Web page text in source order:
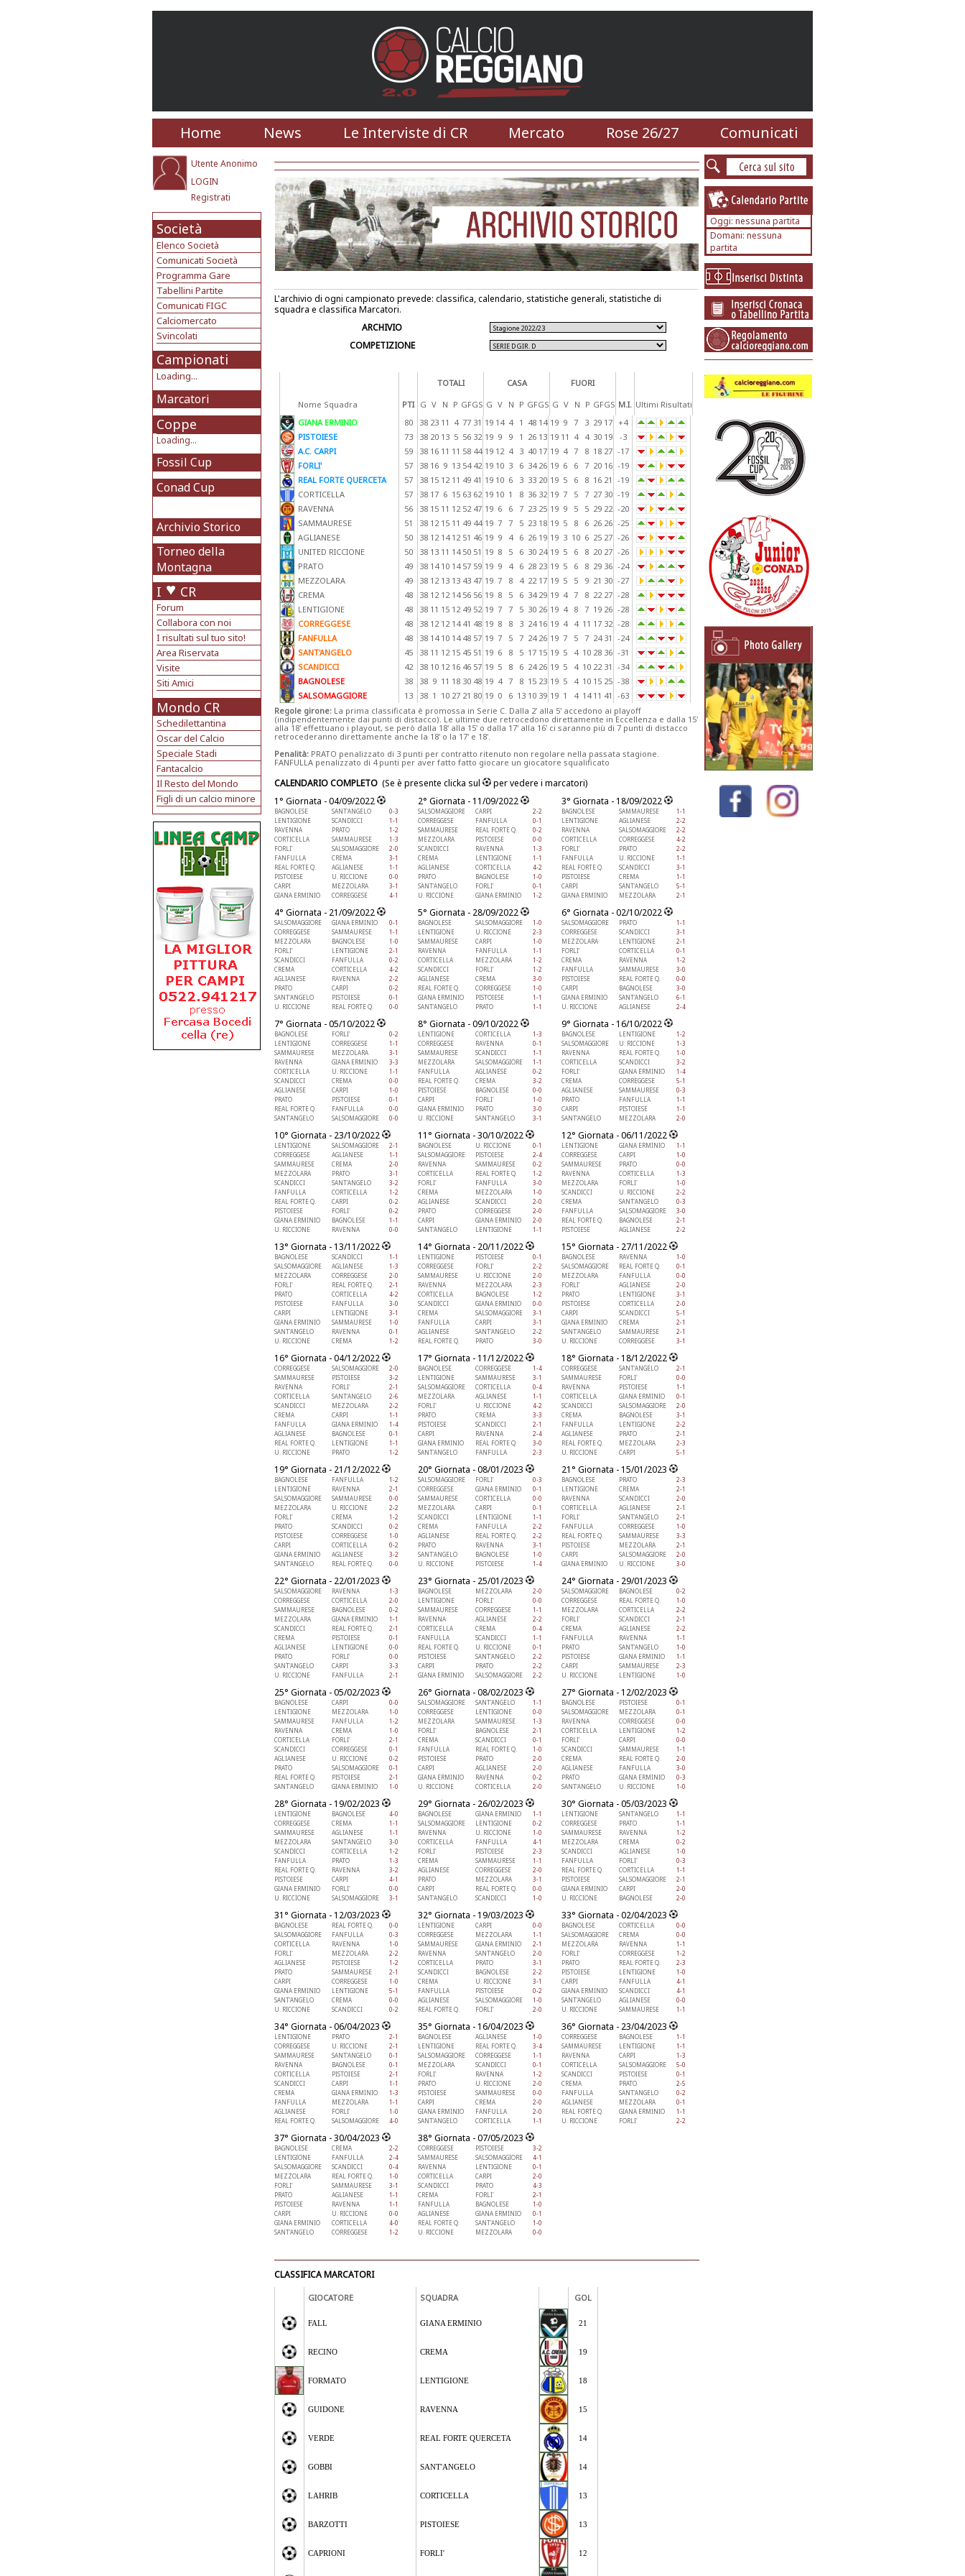
Home News Le Interviste di CR Mercato Rose 26/27 Comunicati
Utente Anonimo
LOGIN
Registrati
Società
Elenco Società
Comunicati Società
Programma Gare
Tabellini Partite
Comunicati FIGC
Calciomercato
Svincolati
Campionati
Loading...
Marcatori
Coppe
Loading...
Fossil Cup
Conad Cup
Archivio Storico
Torneo della
Montagna
I CR
Forum
Collabora con noi
I risultati sul tuo sito!
Area Riservata
Visite
Siti Amici
Mondo CR
Schedilettantina
Oscar del Calcio
Speciale Stadi
Fantacalcio
Il Resto del Mondo
Figli di un calcio minore
L'archivio di ogni campionato prevede: classifica, calendario, statistiche generali, statistiche di
squadra e classifica Marcatori.
ARCHIVIO
COMPETIZIONE
TOTALI CASA
FUORI
Nome Squadra
PTI G V N P GFGS G V N P GFGS G V N P GFGS M.I. Ultimi Risultati
GIANA ERMINIO
80 38 23 11 4 77 31 19 14 4 1 48 14 19 9 7 3 29 17
+4
PISTOIESE
73 38 20 13 5 56 32 19 9 9 1 26 13 19 11 4 4 30 19
-3
A.C. CARPI
59 38 16 11 11 58 44 19 12 4 3 40 17 19 4 7 8 18 27 -17
FORLI'
57 38 16 9 13 54 42 19 10 3 6 34 26 19 6 6 7 20 16 -19
REAL FORTE QUERCETA
57 38 15 12 11 49 41 19 10 6 3 33 20 19 5 6 8 16 21 -19
CORTICELLA
57 38 17 6 15 63 62 19 10 1 8 36 32 19 7 5 7 27 30 -19
RAVENNA
56 38 15 11 12 52 47 19 6 6 7 23 25 19 9 5 5 29 22 -20
SAMMAURESE
51 38 12 15 11 49 44 19 7 7 5 23 18 19 5 8 6 26 26 -25
AGLIANESE
50 38 12 14 12 51 46 19 9 4 6 26 19 19 3 10 6 25 27 -26
UNITED RICCIONE
50 38 13 11 14 50 51 19 8 5 6 30 24 19 5 6 8 20 27 -26
PRATO
49 38 14 10 14 57 59 19 9 4 6 28 23 19 5 6 8 29 36 -24
MEZZOLARA
49 38 12 13 13 43 47 19 7 8 4 22 17 19 5 5 9 21 30 -27
CREMA
48 38 12 12 14 56 56 19 8 5 6 34 29 19 4 7 8 22 27 -28
LENTIGIONE
48 38 11 15 12 49 52 19 7 7 5 30 26 19 4 8 7 19 26 -28
CORREGGESE
48 38 12 12 14 41 48 19 8 8 3 24 16 19 4 4 11 17 32 -28
FANFULLA
48 38 14 10 14 48 57 19 7 5 7 24 26 19 7 5 7 24 31 -24
SANT'ANGELO
45 38 11 12 15 45 51 19 6 8 5 17 15 19 5 4 10 28 36 -31
SCANDICCI
42 38 10 12 16 46 57 19 5 8 6 24 26 19 5 4 10 22 31 -34
BAGNOLESE
38 38 9 11 18 30 48 19 4 7 8 15 23 19 5 4 10 15 25 -38
SALSOMAGGIORE
13 38 1 10 27 21 80 19 0 6 13 10 39 19 1 4 14 11 41 -63
Regole girone: La prima classificata è promossa in Serie C. Dalla 2' alla 5' accedono ai playoff
(indipendentemente dai punti di distacco). Le ultime due retrocedono direttamente in Eccellenza e dalla 15'
alla 18' effettuano i playout, se però dalla 18' alla 15' o dalla 17' alla 16' ci saranno più di 7 punti di distacco
retrocederanno direttamente anche la 18' o la 17' e 18'.
Penalità: PRATO penalizzato di 3 punti per contratto ritenuto non regolare nella passata stagione.
FANFULLA penalizzato di 4 punti per aver fatto fatto giocare un giocatore squalificato
CALENDARIO COMPLETO (Se è presente clicka sul
per vedere i marcatori)
1° Giornata - 04/09/2022
BAGNOLESE SANT'ANGELO
0-3
LENTIGIONE
SCANDICCI
1-1
RAVENNA
PRATO
1-2
CORTICELLA
SAMMAURESE
1-3
FORLI'
SALSOMAGGIORE
2-0
FANFULLA
CREMA
3-1
REAL FORTE Q.
AGLIANESE
1-1
PISTOIESE
U. RICCIONE
0-0
CARPI
MEZZOLARA
3-1
GIANA ERMINIO
CORREGGESE 4-1
4° Giornata - 21/09/2022
SALSOMAGGIORE GIANA ERMINIO
0-1
CORREGGESE
SAMMAURESE
1-1
MEZZOLARA
BAGNOLESE
1-0
FORLI'
LENTIGIONE
2-1
SCANDICCI
FANFULLA
0-2
CREMA
CORTICELLA
4-2
AGLIANESE
RAVENNA
2-2
PRATO
CARPI
0-2
SANT'ANGELO
PISTOIESE
0-1
U. RICCIONE
REAL FORTE Q. 0-0
7° Giornata - 05/10/2022
BAGNOLESE FORLI'
0-2
LENTIGIONE
CORREGGESE
1-1
SAMMAURESE
MEZZOLARA
3-1
RAVENNA
GIANA ERMINIO
3-3
CORTICELLA
U. RICCIONE
1-1
SCANDICCI
CREMA
0-0
AGLIANESE
CARPI
1-0
PRATO
PISTOIESE
0-1
REAL FORTE Q.
FANFULLA
0-0
SANT'ANGELO
SALSOMAGGIORE 0-0
10° Giornata - 23/10/2022
LENTIGIONE SALSOMAGGIORE
2-1
CORREGGESE
AGLIANESE
1-1
SAMMAURESE
CREMA
2-0
MEZZOLARA
PRATO
3-1
SCANDICCI
SANT'ANGELO
3-2
FANFULLA
CORTICELLA
1-2
REAL FORTE Q.
CARPI
0-2
PISTOIESE
FORLI'
0-2
GIANA ERMINIO
BAGNOLESE
1-1
U. RICCIONE
RAVENNA 0-0
13° Giornata - 13/11/2022
BAGNOLESE SCANDICCI
1-1
SALSOMAGGIORE
AGLIANESE
1-3
MEZZOLARA
CORREGGESE
2-0
FORLI'
REAL FORTE Q.
2-1
PRATO
CORTICELLA
4-2
PISTOIESE
FANFULLA
3-0
CARPI
LENTIGIONE
3-1
GIANA ERMINIO
SAMMAURESE
1-0
SANT'ANGELO
RAVENNA
0-1
U. RICCIONE
CREMA 1-2
16° Giornata - 04/12/2022
CORREGGESE SALSOMAGGIORE
2-0
SAMMAURESE
PISTOIESE
3-2
RAVENNA
FORLI'
2-1
CORTICELLA
SANT'ANGELO
2-6
SCANDICCI
MEZZOLARA
2-2
CREMA
CARPI
1-1
FANFULLA
GIANA ERMINIO
1-4
AGLIANESE
BAGNOLESE
0-1
REAL FORTE Q.
LENTIGIONE
1-1
U. RICCIONE
PRATO 1-2
19° Giornata - 21/12/2022
BAGNOLESE FANFULLA
1-2
LENTIGIONE
RAVENNA
2-1
SALSOMAGGIORE
SAMMAURESE
0-0
MEZZOLARA
U. RICCIONE
2-2
FORLI'
CREMA
1-2
PRATO
SCANDICCI
0-2
PISTOIESE
CORREGGESE
1-0
CARPI
CORTICELLA
0-2
GIANA ERMINIO
AGLIANESE
3-2
SANT'ANGELO
REAL FORTE Q. 0-0
22° Giornata - 22/01/2023
SALSOMAGGIORE RAVENNA
1-3
CORREGGESE
CORTICELLA
2-0
SAMMAURESE
BAGNOLESE
0-2
MEZZOLARA
GIANA ERMINIO
1-1
SCANDICCI
REAL FORTE Q.
2-1
CREMA
PISTOIESE
0-1
AGLIANESE
LENTIGIONE
0-0
PRATO
FORLI'
0-0
SANT'ANGELO
CARPI
3-3
U. RICCIONE
FANFULLA 2-1
25° Giornata - 05/02/2023
BAGNOLESE CARPI
0-0
LENTIGIONE
MEZZOLARA
1-0
SAMMAURESE
FANFULLA
1-2
RAVENNA
CREMA
1-0
CORTICELLA
FORLI'
2-1
SCANDICCI
CORREGGESE
0-1
AGLIANESE
U. RICCIONE
0-2
PRATO
SALSOMAGGIORE
0-1
REAL FORTE Q.
PISTOIESE
2-1
SANT'ANGELO
GIANA ERMINIO 1-0
28° Giornata - 19/02/2023
LENTIGIONE BAGNOLESE
4-0
CORREGGESE
CREMA
1-1
SAMMAURESE
AGLIANESE
1-1
MEZZOLARA
SANT'ANGELO
3-0
SCANDICCI
CORTICELLA
1-2
FANFULLA
PRATO
1-3
REAL FORTE Q.
RAVENNA
3-2
PISTOIESE
CARPI
4-1
GIANA ERMINIO
FORLI'
0-0
U. RICCIONE
SALSOMAGGIORE 3-1
31° Giornata - 12/03/2023
BAGNOLESE REAL FORTE Q.
0-0
SALSOMAGGIORE
FANFULLA
0-3
CORTICELLA
RAVENNA
1-0
FORLI'
MEZZOLARA
2-2
AGLIANESE
PISTOIESE
1-2
PRATO
SAMMAURESE
2-1
CARPI
CORREGGESE
1-0
GIANA ERMINIO
LENTIGIONE
5-1
SANT'ANGELO
CREMA
0-0
U. RICCIONE
SCANDICCI 0-2
34° Giornata - 06/04/2023
LENTIGIONE PRATO
2-1
CORREGGESE
U. RICCIONE
2-1
SAMMAURESE
SANT'ANGELO
0-1
RAVENNA
BAGNOLESE
0-1
CORTICELLA
PISTOIESE
2-1
SCANDICCI
CARPI
1-1
CREMA
GIANA ERMINIO
1-3
FANFULLA
MEZZOLARA
1-1
AGLIANESE
FORLI'
1-0
REAL FORTE Q.
SALSOMAGGIORE 4-0
37° Giornata - 30/04/2023
BAGNOLESE CREMA
2-2
LENTIGIONE
FANFULLA
2-4
SALSOMAGGIORE
SCANDICCI
0-4
MEZZOLARA
REAL FORTE Q.
1-0
FORLI'
SAMMAURESE
3-1
PRATO
AGLIANESE
1-1
PISTOIESE
RAVENNA
1-1
CARPI
U. RICCIONE
0-0
GIANA ERMINIO
CORTICELLA
4-0
SANT'ANGELO
CORREGGESE 1-2
2° Giornata - 11/09/2022
SALSOMAGGIORE CARPI
2-2
CORREGGESE
FANFULLA
0-1
SAMMAURESE
REAL FORTE Q.
0-2
MEZZOLARA
PISTOIESE
0-0
SCANDICCI
RAVENNA
1-3
CREMA
LENTIGIONE
1-1
AGLIANESE
CORTICELLA
4-2
PRATO
BAGNOLESE
1-0
SANT'ANGELO
FORLI'
0-1
U. RICCIONE
GIANA ERMINIO 1-2
5° Giornata - 28/09/2022
BAGNOLESE SALSOMAGGIORE
1-0
LENTIGIONE
U. RICCIONE
2-3
SAMMAURESE
CARPI
1-0
RAVENNA
FANFULLA
1-1
CORTICELLA
MEZZOLARA
1-2
SCANDICCI
FORLI'
1-2
AGLIANESE
CREMA
3-0
REAL FORTE Q.
CORREGGESE
1-0
GIANA ERMINIO
PISTOIESE
1-1
SANT'ANGELO
PRATO 1-1
8° Giornata - 09/10/2022
LENTIGIONE CORTICELLA
1-3
CORREGGESE
RAVENNA
0-1
SAMMAURESE
SCANDICCI
1-1
MEZZOLARA
SALSOMAGGIORE
1-1
FANFULLA
AGLIANESE
0-2
REAL FORTE Q.
CREMA
3-2
PISTOIESE
BAGNOLESE
0-0
CARPI
FORLI'
1-0
GIANA ERMINIO
PRATO
3-0
U. RICCIONE
SANT'ANGELO 3-1
11° Giornata - 30/10/2022
BAGNOLESE U. RICCIONE
0-1
SALSOMAGGIORE
PISTOIESE
2-4
RAVENNA
SAMMAURESE
0-2
CORTICELLA
REAL FORTE Q.
1-2
FORLI'
FANFULLA
3-0
CREMA
MEZZOLARA
1-0
AGLIANESE
SCANDICCI
2-0
PRATO
CORREGGESE
2-0
CARPI
GIANA ERMINIO
2-0
SANT'ANGELO
LENTIGIONE 1-1
14° Giornata - 20/11/2022
LENTIGIONE PISTOIESE
0-1
CORREGGESE
FORLI'
2-2
SAMMAURESE
U. RICCIONE
2-0
RAVENNA
MEZZOLARA
2-3
CORTICELLA
BAGNOLESE
1-2
SCANDICCI
GIANA ERMINIO
0-0
CREMA
SALSOMAGGIORE
3-1
FANFULLA
CARPI
3-1
AGLIANESE
SANT'ANGELO
2-2
REAL FORTE Q.
PRATO 3-0
17° Giornata - 11/12/2022
BAGNOLESE CORREGGESE
1-4
LENTIGIONE
SAMMAURESE
3-1
SALSOMAGGIORE
CORTICELLA
0-4
MEZZOLARA
AGLIANESE
1-1
FORLI'
U. RICCIONE
4-2
PRATO
CREMA
3-3
PISTOIESE
SCANDICCI
2-1
CARPI
RAVENNA
2-4
GIANA ERMINIO
REAL FORTE Q.
3-0
SANT'ANGELO
FANFULLA 2-3
20° Giornata - 08/01/2023
SALSOMAGGIORE FORLI'
0-3
CORREGGESE
GIANA ERMINIO
0-1
SAMMAURESE
CORTICELLA
0-0
MEZZOLARA
CARPI
0-1
SCANDICCI
LENTIGIONE
1-1
CREMA
FANFULLA
2-2
AGLIANESE
REAL FORTE Q.
2-2
PRATO
RAVENNA
3-1
SANT'ANGELO
BAGNOLESE
1-0
U. RICCIONE
PISTOIESE 1-4
23° Giornata - 25/01/2023
BAGNOLESE MEZZOLARA
2-0
LENTIGIONE
FORLI'
0-0
SAMMAURESE
CORREGGESE
1-1
RAVENNA
AGLIANESE
2-2
CORTICELLA
CREMA
0-4
FANFULLA
SCANDICCI
1-1
REAL FORTE Q.
U. RICCIONE
0-1
PISTOIESE
SANT'ANGELO
2-2
CARPI
PRATO
2-2
GIANA ERMINIO
SALSOMAGGIORE 2-2
26° Giornata - 08/02/2023
SALSOMAGGIORE SANT'ANGELO
1-1
CORREGGESE
LENTIGIONE
0-0
MEZZOLARA
SAMMAURESE
1-3
FORLI'
BAGNOLESE
2-1
CREMA
SCANDICCI
0-1
FANFULLA
REAL FORTE Q.
1-0
PISTOIESE
PRATO
2-0
CARPI
AGLIANESE
2-0
GIANA ERMINIO
RAVENNA
0-2
U. RICCIONE
CORTICELLA 2-0
29° Giornata - 26/02/2023
BAGNOLESE GIANA ERMINIO
1-1
SALSOMAGGIORE
LENTIGIONE
0-2
RAVENNA
U. RICCIONE
1-0
CORTICELLA
FANFULLA
4-1
FORLI'
PISTOIESE
2-3
CREMA
SAMMAURESE
1-1
AGLIANESE
CORREGGESE
2-0
PRATO
MEZZOLARA
3-1
CARPI
REAL FORTE Q.
0-0
SANT'ANGELO
SCANDICCI 1-0
32° Giornata - 19/03/2023
LENTIGIONE CARPI
0-0
CORREGGESE
MEZZOLARA
1-1
SAMMAURESE
GIANA ERMINIO
2-1
RAVENNA
SANT'ANGELO
2-0
CORTICELLA
PRATO
3-1
SCANDICCI
BAGNOLESE
2-2
CREMA
U. RICCIONE
3-1
FANFULLA
PISTOIESE
0-2
AGLIANESE
SALSOMAGGIORE
1-0
REAL FORTE Q.
FORLI' 2-0
35° Giornata - 16/04/2023
BAGNOLESE AGLIANESE
1-0
LENTIGIONE
REAL FORTE Q.
3-4
SALSOMAGGIORE
CORREGGESE
1-1
MEZZOLARA
SCANDICCI
0-1
FORLI'
RAVENNA
1-2
PRATO
U. RICCIONE
2-0
PISTOIESE
SAMMAURESE
0-0
CARPI
CREMA
2-0
GIANA ERMINIO
FANFULLA
2-0
SANT'ANGELO
CORTICELLA 1-1
38° Giornata - 07/05/2023
CORREGGESE PISTOIESE
3-2
SAMMAURESE
SALSOMAGGIORE
4-1
RAVENNA
LENTIGIONE
0-1
CORTICELLA
CARPI
2-0
SCANDICCI
PRATO
4-3
CREMA
FORLI'
2-1
FANFULLA
BAGNOLESE
1-0
AGLIANESE
GIANA ERMINIO
0-1
REAL FORTE Q.
SANT'ANGELO
1-0
U. RICCIONE
MEZZOLARA 0-0
3° Giornata - 18/09/2022
BAGNOLESE SAMMAURESE
1-1
LENTIGIONE
AGLIANESE
2-2
RAVENNA
SALSOMAGGIORE
2-2
CORTICELLA
CORREGGESE
4-2
FORLI'
PRATO
2-2
FANFULLA
U. RICCIONE
1-1
REAL FORTE Q.
SCANDICCI
3-1
PISTOIESE
CREMA
1-1
CARPI
SANT'ANGELO
5-1
GIANA ERMINIO
MEZZOLARA 2-1
6° Giornata - 02/10/2022
SALSOMAGGIORE PRATO
1-1
CORREGGESE
SCANDICCI
3-1
MEZZOLARA
LENTIGIONE
2-1
FORLI'
CORTICELLA
0-1
CREMA
RAVENNA
1-2
FANFULLA
SAMMAURESE
3-0
PISTOIESE
REAL FORTE Q.
0-0
CARPI
BAGNOLESE
3-0
GIANA ERMINIO
SANT'ANGELO
6-1
U. RICCIONE
AGLIANESE 2-4
9° Giornata - 16/10/2022
BAGNOLESE LENTIGIONE
1-2
SALSOMAGGIORE
U. RICCIONE
1-3
RAVENNA
REAL FORTE Q.
1-0
CORTICELLA
SCANDICCI
3-2
FORLI'
GIANA ERMINIO
1-4
CREMA
CORREGGESE
5-1
AGLIANESE
SAMMAURESE
0-3
PRATO
FANFULLA
1-1
CARPI
PISTOIESE
1-1
SANT'ANGELO
MEZZOLARA 2-0
12° Giornata - 06/11/2022
LENTIGIONE GIANA ERMINIO
1-1
CORREGGESE
CARPI
1-0
SAMMAURESE
PRATO
0-0
RAVENNA
CORTICELLA
1-3
MEZZOLARA
FORLI'
1-0
SCANDICCI
U. RICCIONE
2-2
CREMA
SANT'ANGELO
0-3
FANFULLA
SALSOMAGGIORE
3-0
REAL FORTE Q.
BAGNOLESE
2-1
PISTOIESE
AGLIANESE 2-2
15° Giornata - 27/11/2022
BAGNOLESE RAVENNA
1-0
SALSOMAGGIORE
REAL FORTE Q.
0-1
MEZZOLARA
FANFULLA
0-0
FORLI'
AGLIANESE
2-0
PRATO
LENTIGIONE
3-1
PISTOIESE
CORTICELLA
2-0
CARPI
SCANDICCI
5-1
GIANA ERMINIO
CREMA
2-1
SANT'ANGELO
SAMMAURESE
2-1
U. RICCIONE
CORREGGESE 3-1
18° Giornata - 18/12/2022
CORREGGESE SANT'ANGELO
2-1
SAMMAURESE
FORLI'
0-0
RAVENNA
PISTOIESE
1-1
CORTICELLA
GIANA ERMINIO
0-1
SCANDICCI
SALSOMAGGIORE
2-0
CREMA
BAGNOLESE
3-1
FANFULLA
LENTIGIONE
2-2
AGLIANESE
PRATO
2-1
REAL FORTE Q.
MEZZOLARA
2-3
U. RICCIONE
CARPI 5-1
21° Giornata - 15/01/2023
BAGNOLESE PRATO
2-3
LENTIGIONE
CREMA
2-1
RAVENNA
SCANDICCI
2-0
CORTICELLA
AGLIANESE
2-1
FORLI'
SANT'ANGELO
2-1
FANFULLA
CORREGGESE
1-0
REAL FORTE Q.
SAMMAURESE
3-3
PISTOIESE
MEZZOLARA
2-1
CARPI
SALSOMAGGIORE
2-0
GIANA ERMINIO
U. RICCIONE 3-0
24° Giornata - 29/01/2023
SALSOMAGGIORE BAGNOLESE
0-2
CORREGGESE
REAL FORTE Q.
1-0
MEZZOLARA
CORTICELLA
2-2
FORLI'
SCANDICCI
2-1
CREMA
AGLIANESE
2-2
FANFULLA
RAVENNA
1-1
PRATO
SANT'ANGELO
1-0
PISTOIESE
GIANA ERMINIO
1-1
CARPI
SAMMAURESE
2-3
U. RICCIONE
LENTIGIONE 1-0
27° Giornata - 12/02/2023
BAGNOLESE PISTOIESE
0-1
SALSOMAGGIORE
MEZZOLARA
0-1
RAVENNA
CORREGGESE
0-0
CORTICELLA
LENTIGIONE
1-2
FORLI'
CARPI
0-0
SCANDICCI
SAMMAURESE
1-1
CREMA
REAL FORTE Q.
2-0
AGLIANESE
FANFULLA
3-0
PRATO
GIANA ERMINIO
0-3
SANT'ANGELO
U. RICCIONE 1-0
30° Giornata - 05/03/2023
LENTIGIONE SANT'ANGELO
1-1
CORREGGESE
PRATO
1-1
SAMMAURESE
RAVENNA
1-2
MEZZOLARA
CREMA
0-2
SCANDICCI
AGLIANESE
1-0
FANFULLA
FORLI'
0-3
REAL FORTE Q.
CORTICELLA
1-1
PISTOIESE
SALSOMAGGIORE
2-1
GIANA ERMINIO
CARPI
2-0
U. RICCIONE
BAGNOLESE 2-0
33° Giornata - 02/04/2023
BAGNOLESE CORTICELLA
0-0
SALSOMAGGIORE
CREMA
0-0
MEZZOLARA
RAVENNA
1-1
FORLI'
CORREGGESE
1-2
PRATO
REAL FORTE Q.
2-3
PISTOIESE
LENTIGIONE
1-0
CARPI
FANFULLA
4-1
GIANA ERMINIO
SCANDICCI
4-1
SANT'ANGELO
AGLIANESE
0-0
U. RICCIONE
SAMMAURESE 1-1
36° Giornata - 23/04/2023
CORREGGESE BAGNOLESE
1-1
SAMMAURESE
LENTIGIONE
1-1
RAVENNA
CARPI
1-3
CORTICELLA
SALSOMAGGIORE
5-0
SCANDICCI
PISTOIESE
0-1
CREMA
PRATO
2-5
FANFULLA
SANT'ANGELO
0-2
AGLIANESE
MEZZOLARA
0-1
REAL FORTE Q.
GIANA ERMINIO
1-1
U. RICCIONE
FORLI' 2-2
CLASSIFICA MARCATORI
GIOCATORE SQUADRA GOL
FALL GIANA ERMINIO 21
RECINO CREMA 19
FORMATO LENTIGIONE 18
GUIDONE RAVENNA 15
VERDE REAL FORTE QUERCETA 14
GOBBI SANT'ANGELO 14
LAHRIB CORTICELLA 13
BARZOTTI PISTOIESE 13
CAPRIONI FORLI' 12
Oggi: nessuna partita
Domani: nessuna
partita